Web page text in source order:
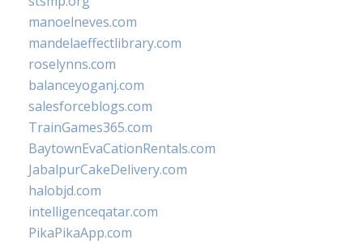
manoelneves.com
mandelaeffectlibrary.com
roselynns.com
balanceyoganj.com
salesforceblogs.com
TrainGames365.com
BaytownEvaCationRentals.com
JabalpurCakeDelivery.com
halobjd.com
intelligenceqatar.com
PikaPikaApp.com